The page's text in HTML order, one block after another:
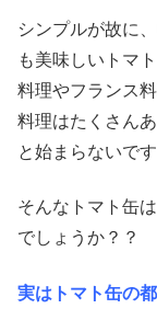
シンプルが故に
も美味しいトマ
料理やフランス
料理はたくさん
と始まらないです
そんなトマト缶
でしょうか？？
実はトマト缶の